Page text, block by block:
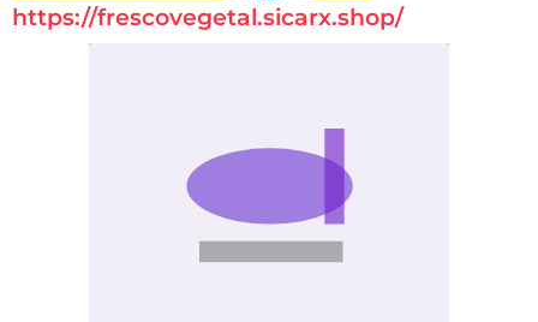
https://frescovegetal.sicarx.shop/